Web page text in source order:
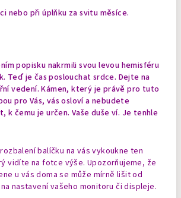
nebo při úplňku za svitu měsíce.
popisku nakrmili svou levou hemisféru
Teď je čas poslouchat srdce. Dejte na
vedení. Kámen, který je právě pro tuto
pro Vás, vás osloví a nebudete
čemu je určen. Vaše duše ví. Je tenhle
balíčku na vás vykoukne ten
vidíte na fotce výše. Upozorňujeme, že
u vás doma se může mírně lišit od
nastavení vašeho monitoru či displeje.